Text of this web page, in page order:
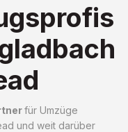
für Umzüge
und weit darüber